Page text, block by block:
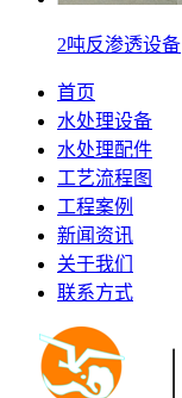
2吨反渗透设备
首页
水处理设备
水处理配件
工艺流程图
工程案例
新闻资讯
关于我们
联系方式